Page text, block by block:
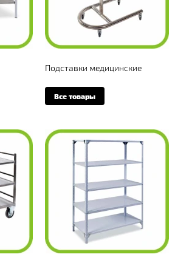
Подставки медицинские
Все товары